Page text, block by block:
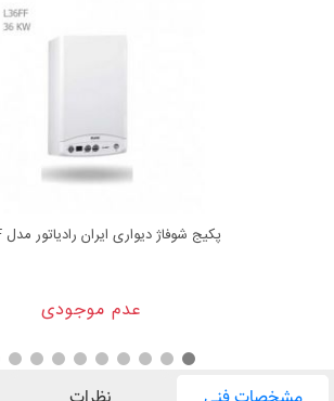
پکیج شوفاژ دیواری ایران رادیاتور مدل L36FF
عدم موجودی